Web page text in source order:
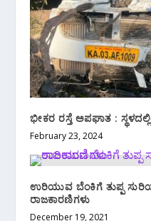
ಭೀಕರ ರಸ್ತೆ ಅಪಘಾತ :
February 23, 2024
ಉರಿಯುವ ಬೆಂಕಿಗೆ ತುಪ್ಪ
ರಾಜಕಾರಣಿಗಳು
December 19, 2021